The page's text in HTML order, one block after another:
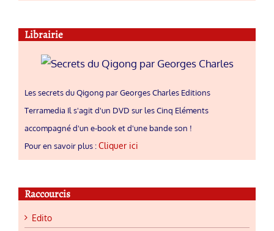
Librairie
Les secrets du Qigong par Georges Charles Editions
Terramedia Il s'agit d'un DVD sur les Cinq Eléments
accompagné d'un e-book et d'une bande son !
Pour en savoir plus :Cliquer ici
Raccourcis
Edito